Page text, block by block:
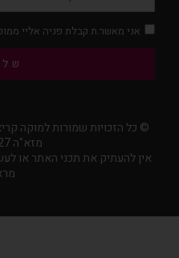
אני מאשר.ת קבלת פניה אליי
מזא"ה 27 תל-אביב
אין להעתיק את תכני האתר או